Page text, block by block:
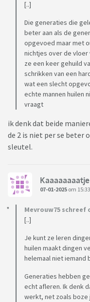
[..]
Die generaties die
beter aan als de
opgevoed maar met
nichtjes over de vloer
ze een keer gehuild
schrikken van een
wat een slecht
echte mannen huilen
vraagt
ik denk dat beide
de 2 is niet per se beter
sleutel.
Kaaaaaaaatje
07-01-2025 om 15:33
Mevrouw75 schreef
[..]
Je kunt ze leren
huilen maakt dingen
helemaal niet iemand
Generaties hebben
echt afleren. Ik denk
werkt, net zoals